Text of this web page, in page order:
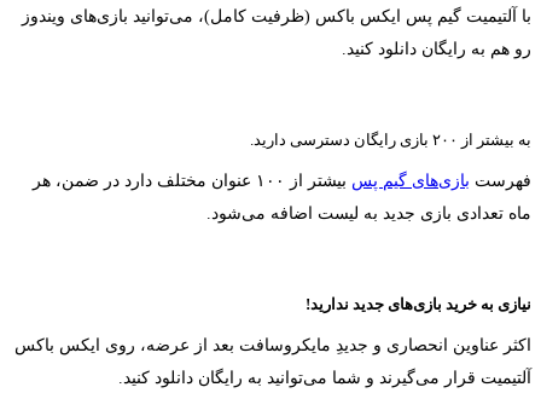
با آلتیمیت گیم پس ایکس باکس (ظرفیت کامل)، می‌توانید بازی‌های ویندوز
رو هم به رایگان دانلود کنید.
به بیشتر از ۲۰۰ بازی رایگان دسترسی دارید.
فهرست بازی‌های گیم پس
بیشتر از ۱۰۰ عنوان مختلف دارد در ضمن، هر
ماه تعدادی بازی جدید به لیست اضافه می‌شود.
نیازی به خرید بازی‌های جدید ندارید!
اکثر عناوین انحصاری و جدیدِ مایکروسافت بعد از عرضه، روی ایکس باکس
آلتیمیت قرار می‌گیرند و شما می‌توانید به رایگان دانلود کنید.